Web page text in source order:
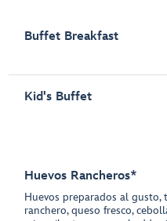
Buffet Breakfast
Kid's Buffet
Huevos Rancheros*
Huevos preparados al gusto,
ranchero, queso fresco,